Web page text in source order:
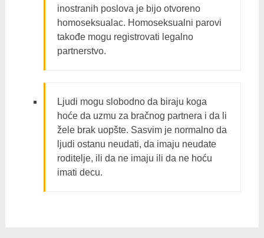
inostranih poslova je bijo otvoreno
homoseksualac. Homoseksualni parovi
takođe mogu registrovati legalno
partnerstvo.
Ljudi mogu slobodno da biraju koga
hoće da uzmu za bračnog partnera i da li
žele brak uopšte. Sasvim je normalno da
ljudi ostanu neudati, da imaju neudate
roditelje, ili da ne imaju ili da ne hoću
imati decu.